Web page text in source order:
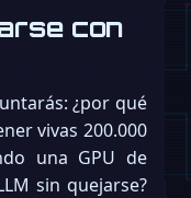
con
¿por qué
vivas 200.000
una GPU de
sin quejarse?